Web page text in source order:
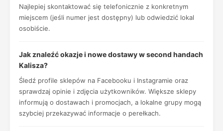
Najlepiej skontaktować się telefonicznie z konkretnym
miejscem (jeśli numer jest dostępny) lub odwiedzić lokal
osobiście.
Jak znaleźć okazje i nowe dostawy w second handach
Kalisza?
Śledź profile sklepów na Facebooku i Instagramie oraz
sprawdzaj opinie i zdjęcia użytkowników. Większe sklepy
informują o dostawach i promocjach, a lokalne grupy mogą
szybciej przekazywać informacje o perełkach.